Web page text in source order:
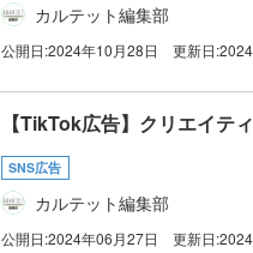
カルテット編集部
公開日:2024年10月28日 更新日:
【TikTok広告】クリエイテ
SNS広告
カルテット編集部
公開日:2024年06月27日 更新日: